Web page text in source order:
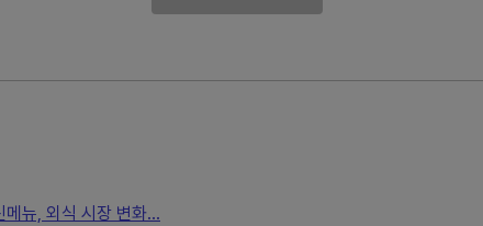
뉴, 외식 시장 변화...